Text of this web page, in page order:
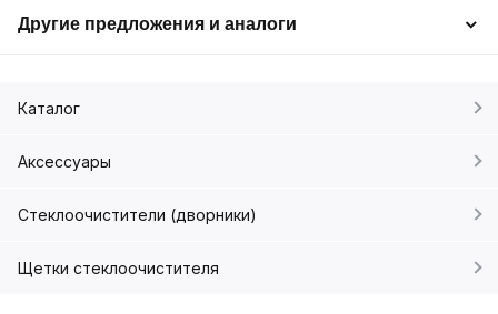
Другие предложения и аналоги
Каталог
Аксессуары
Стеклоочистители (дворники)
Щетки стеклоочистителя